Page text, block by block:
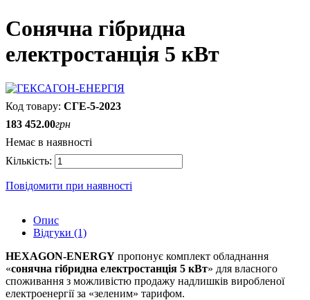
Сонячна гібридна
електростанція 5 кВт
СГЕ-5-2023
183 452.00грн
Немає в наявності
Повідомити при наявності
Опис
Відгуки (1)
HEXAGON-ENERGY пропонує комплект обладнання
«сонячна гібридна електростанція 5 кВт» для власного
споживання з можливістю продажу надлишків виробленої
електроенергії за «зеленим» тарифом.